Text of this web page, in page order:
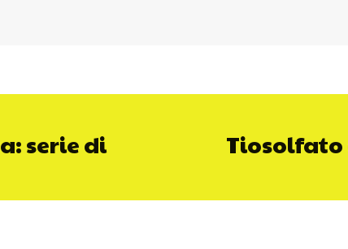
serie di
Tiosolfato